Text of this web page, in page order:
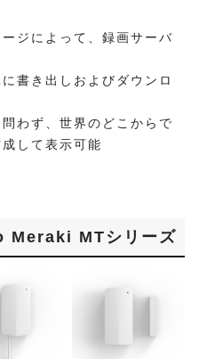
ジによって、録画サーバ
書き出しおよびダウンロ
わず、世界のどこからで
して表示可能
Meraki MTシリーズ